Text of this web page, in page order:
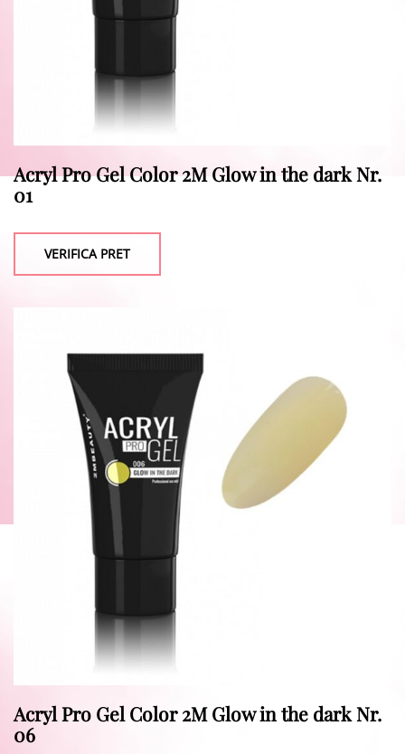
Acryl Pro Gel Color 2M Glow in the dark Nr.
01
VERIFICA PRET
Acryl Pro Gel Color 2M Glow in the dark Nr.
06